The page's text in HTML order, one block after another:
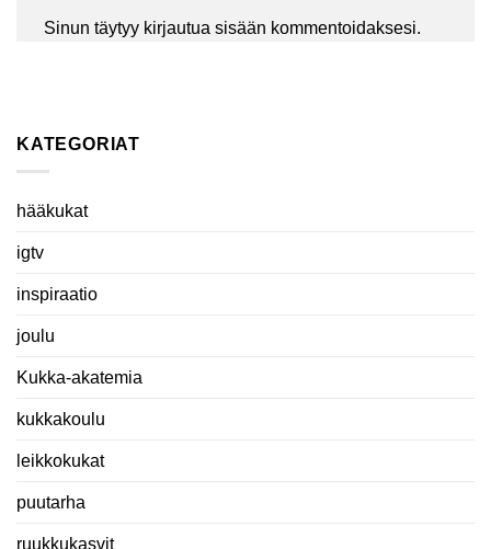
KATEGORIAT
hääkukat
igtv
inspiraatio
joulu
Kukka-akatemia
kukkakoulu
leikkokukat
puutarha
ruukkukasvit
Sinun täytyy kirjautua sisään kommentoidaksesi.